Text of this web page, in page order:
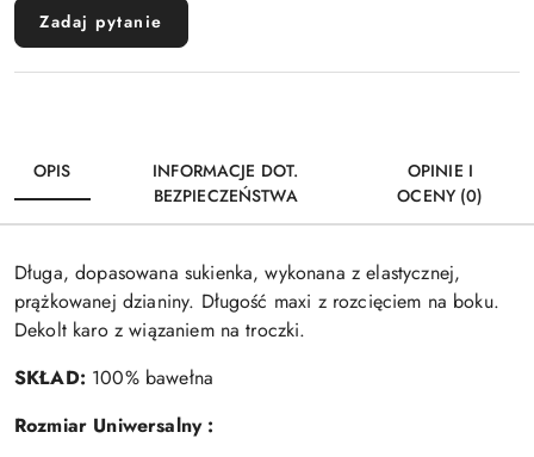
Zadaj pytanie
OPIS
INFORMACJE DOT.
BEZPIECZEŃSTWA
OPINIE I
OCENY (0)
Długa, dopasowana sukienka, wykonana z elastycznej,
prążkowanej dzianiny. Długość maxi z rozcięciem na boku.
Dekolt karo z wiązaniem na troczki.
SKŁAD: 100% bawełna
Rozmiar Uniwersalny :